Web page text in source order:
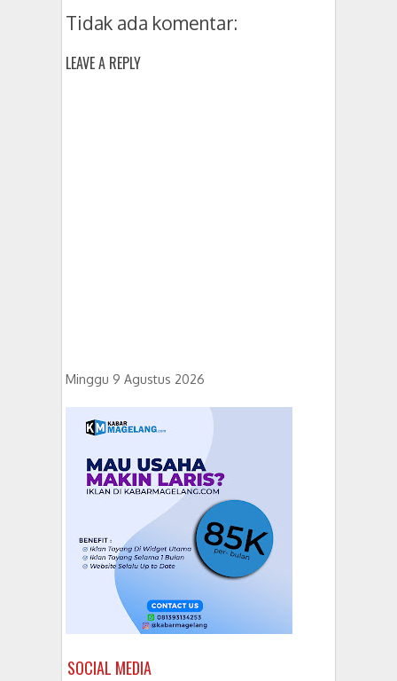
Tidak ada komentar:
LEAVE A REPLY
Minggu 9 Agustus 2026
SOCIAL MEDIA